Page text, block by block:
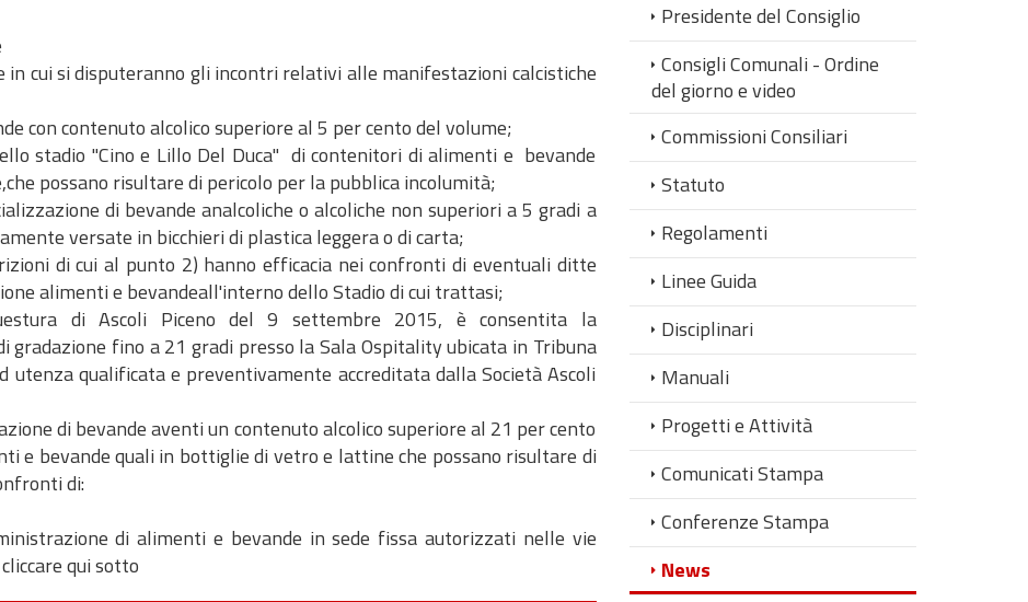
cui si disputeranno gli incontri relativi alle manifestazioni calcistiche
con contenuto alcolico superiore al 5 per cento del volume;
stadio "Cino e Lillo Del Duca" di contenitori di alimenti e bevande
possano risultare di pericolo per la pubblica incolumità;
di bevande analcoliche o alcoliche non superiori a 5 gradi a
versate in bicchieri di plastica leggera o di carta;
di cui al punto 2) hanno efficacia nei confronti di eventuali ditte
alimenti e bevandeall'interno dello Stadio di cui trattasi;
di Ascoli Piceno del 9 settembre 2015, è consentita la
gradazione fino a 21 gradi presso la Sala Ospitality ubicata in Tribuna
qualificata e preventivamente accreditata dalla Società Ascoli
di bevande aventi un contenuto alcolico superiore al 21 per cento
e bevande quali in bottiglie di vetro e lattine che possano risultare di
di:
di alimenti e bevande in sede fissa autorizzati nelle vie
qui sotto
Presidente del Consiglio
Consigli Comunali - Ordine
del giorno e video
Commissioni Consiliari
Statuto
Regolamenti
Linee Guida
Disciplinari
Manuali
Progetti e Attività
Comunicati Stampa
Conferenze Stampa
News